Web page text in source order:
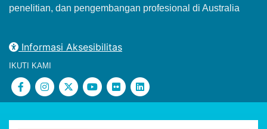
penelitian, dan pengembangan profesional di Australia
Informasi Aksesibilitas
IKUTI KAMI